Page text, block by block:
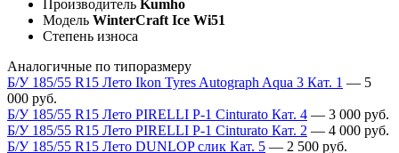
Производитель Kumho
Модель WinterCraft Ice Wi51
Степень износа
Аналогичные по типоразмеру
Б/У 185/55 R15 Лето Ikon Tyres Autograph Aqua 3 Кат. 1 — 5
000 руб.
Б/У 185/55 R15 Лето PIRELLI P-1 Cinturato Кат. 4 — 3 000 руб.
Б/У 185/55 R15 Лето PIRELLI P-1 Cinturato Кат. 2 — 4 000 руб.
Б/У 185/55 R15 Лето DUNLOP слик Кат. 5 — 2 500 руб.